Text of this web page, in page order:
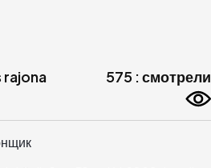
rajona 575 : смотрели